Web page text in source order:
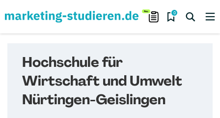
0
Hochschule für
Wirtschaft und Umwelt
Nürtingen-Geislingen